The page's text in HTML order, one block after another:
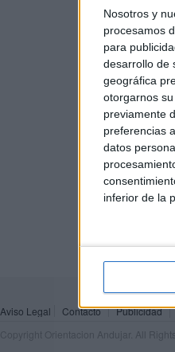
Nosotros y
procesamos
para
desarrollo de
geográfica
otorgarnos
previamente
preferencias
datos
inferior de la
Aviso Legal Contacto Publicidad
Copyright Orientacion Andujar. All